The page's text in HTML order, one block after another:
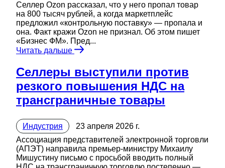
Селлер Ozon рассказал, что у него пропал товар
на 800 тысяч рублей, а когда маркетплейс
предложил «контрольную поставку» — пропала и
она. Факт кражи Ozon не признал. Об этом пишет
«Бизнес ФМ». Пред...
Читать дальше
Селлеры выступили против
резкого повышения НДС на
трансграничные товары
Индустрия
23 апреля 2026 г.
Ассоциация представителей электронной торговли
(АПЭТ) направила премьер-министру Михаилу
Мишустину письмо с просьбой вводить полный